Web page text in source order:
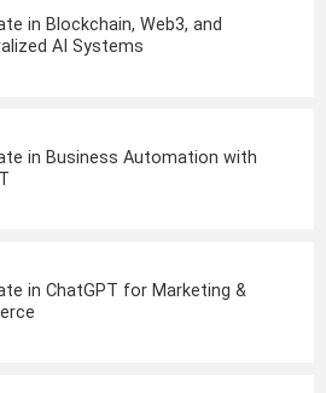
in Blockchain, Web3, and
AI Systems
in Business Automation with
in ChatGPT for Marketing &